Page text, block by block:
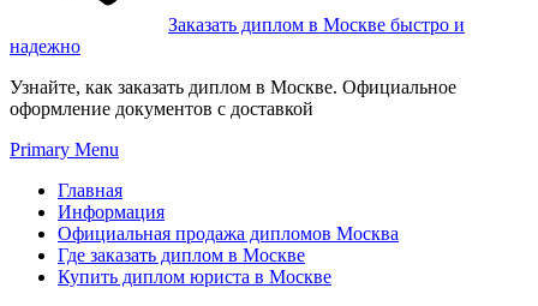
Заказать диплом в Москве быстро и
надежно
Узнайте, как заказать диплом в Москве. Официальное
оформление документов с доставкой
Primary Menu
Главная
Информация
Официальная продажа дипломов Москва
Где заказать диплом в Москве
Купить диплом юриста в Москве